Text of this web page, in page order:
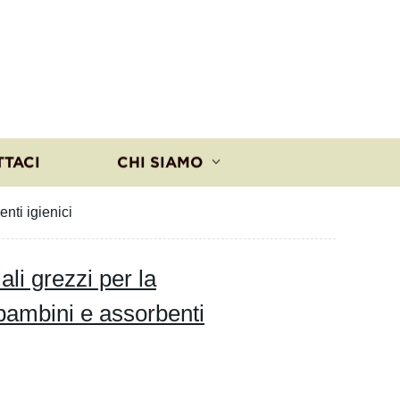
CHI SIAMO
igienici
grezzi per la
e assorbenti